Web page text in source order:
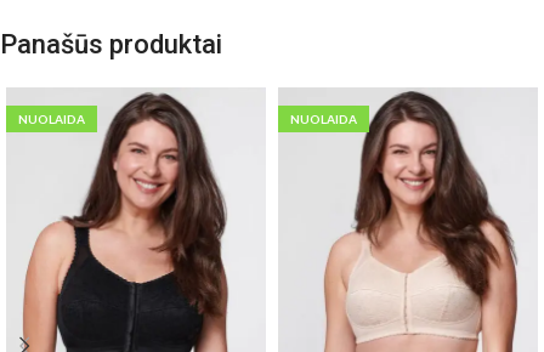
Panašūs produktai
NUOLAIDA NUOLAIDA